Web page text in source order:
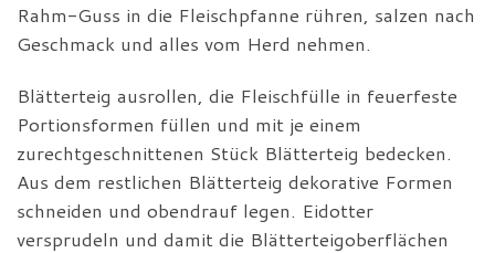
Rahm-Guss in die Fleischpfanne rühren, salzen nach
Geschmack und alles vom Herd nehmen.
Blätterteig ausrollen, die Fleischfülle in feuerfeste
Portionsformen füllen und mit je einem
zurechtgeschnittenen Stück Blätterteig bedecken.
Aus dem restlichen Blätterteig dekorative Formen
schneiden und obendrauf legen. Eidotter
versprudeln und damit die Blätterteigoberflächen